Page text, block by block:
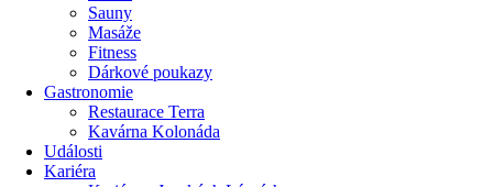
Sauny
Masáže
Fitness
Dárkové poukazy​
Gastronomie
Restaurace Terra
Kavárna Kolonáda
Události
Kariéra